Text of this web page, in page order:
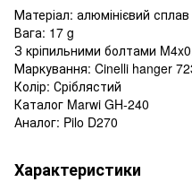
Матеріал: алюмінієвий
Вага: 17 g
З кріпильними болтами
Маркування: Cinelli hanger
Колір: Сріблястий
Каталог Marwi GH-240
Аналог: Pilo D270
Характеристики